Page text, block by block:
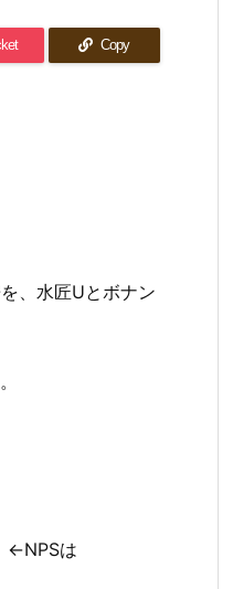
Copy
、水匠Uとボナン
←NPSは